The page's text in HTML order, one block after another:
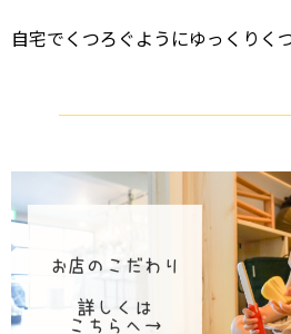
自宅でくつろぐようにゆっくりく